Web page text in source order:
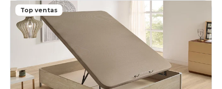
abatibles
cambria
articulable
canapes-
canapes-
Top ventas